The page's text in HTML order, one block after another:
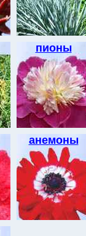
пионы
анемоны